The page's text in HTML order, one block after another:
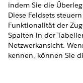
indem Sie die
Diese Feldsets
Funktionalität der
Spalten in der
Netzwerkansicht.
kennen, können Sie